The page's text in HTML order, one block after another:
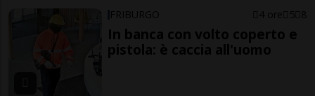
FRIBURGO 4 ore 5 8
In banca con volto coperto e
pistola: è caccia all'uomo